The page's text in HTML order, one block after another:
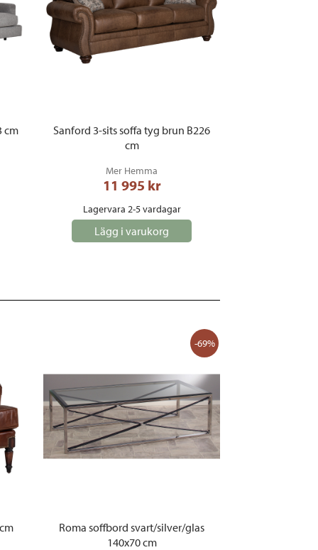
cm
Sanford 3-sits soffa tyg brun B226
cm
Mer Hemma
11 995 kr
Lagervara 2-5 vardagar
Lägg i varukorg
-69%
Roma soffbord svart/silver/glas
140x70 cm